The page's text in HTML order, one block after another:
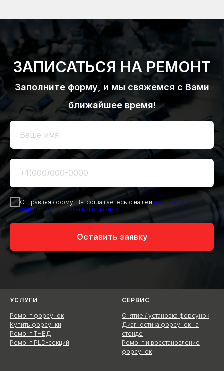
ЗАПИСАТЬСЯ НА РЕМОНТ
Заполните форму, и мы свяжемся с Вами
ближайшее время!
Отправляя форму, Вы соглашаетесь с нашей политикой
обработки персональных данных
Оставить заявку
УСЛУГИ
Ремонт форсунок
Купить форсунки
Ремонт ТНВД
Ремонт PLD-секций
СЕРВИС
Снятие / установка форсунок
Диагностика форсунок на
стенде
Ремонт и восстановление
форсунок